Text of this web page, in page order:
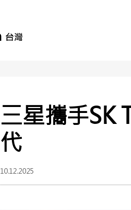
三星攜手SK
代
10.12.2025